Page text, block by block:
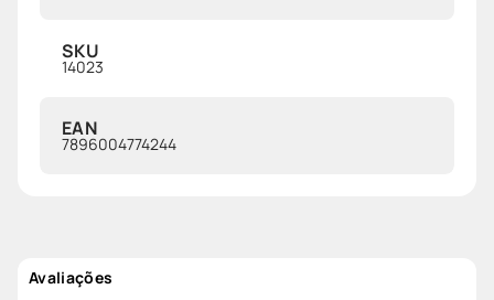
SKU
14023
EAN
7896004774244
Avaliações